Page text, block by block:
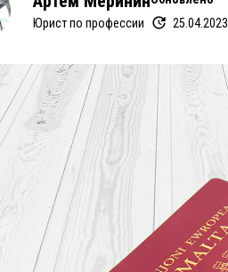
Юрист по профессии
25.04.2023